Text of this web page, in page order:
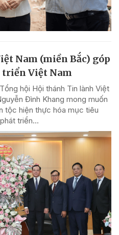
Nam (miền Bắc) góp
Việt Nam
hội Hội thánh Tin lành Việt
Đình Khang mong muốn
tộc hiện thực hóa mục tiêu
triển...